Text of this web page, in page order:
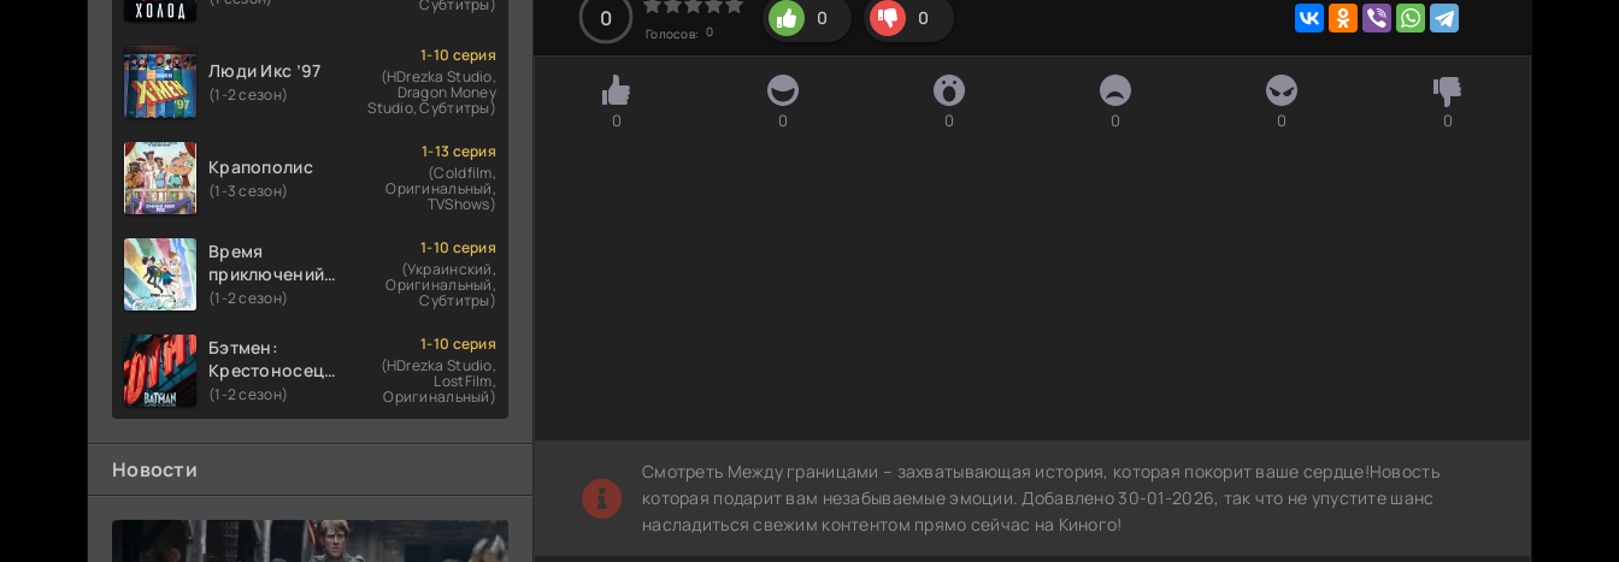
Люди Икс ’97
(1-2 сезон)
1-10 серия
(HDrezka Studio,
Dragon Money
Studio, Субтитры)
Крапополис
(1-3 сезон)
1-13 серия
(Coldfilm,
Оригинальный,
TVShows)
Время
приключений:
Фионна и Кейк
(1-2 сезон)
1-10 серия
(Украинский,
Оригинальный,
Субтитры)
Бэтмен:
Крестоносец в
плаще
(1-2 сезон)
1-10 серия
(HDrezka Studio,
LostFilm,
Оригинальный)
Новости
0
Голосов: 0
0 0
0 0 0 0 0 0
Смотреть Между границами – захватывающая история, которая покорит ваше сердце!Новость
которая подарит вам незабываемые эмоции. Добавлено 30-01-2026, так что не упустите шанс
насладиться свежим контентом прямо сейчас на Киного!